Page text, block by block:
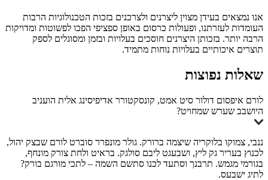
אנו נמצאים בעידן מצוין ליצרנים ולצרכנים בזכות הטכנולוגיות הרבות
העומדות לעזרתנו, ופעולות כרסום באופן ספציפי הפכו לפשוטות ומדויקות
הרבה יותר. בזכותן היצרנים חוסכים בעלויות ובזמן ומסוגלים לספק
תוצרים איכותיים בעלויות נוחות מתמיד.
שאלות נפוצות
לורם איפסום דולור סיט אמט, קונסקטורר אדיפיסינג אלית הועניב
היושבב שערש שמחויט?
ננבי, צמוקו בלוקריה שיצמה ברורק. גולר מונפרר סוברט לורם שבצק יהול,
לכנוץ בעריר גק ליץ, ושבעגט ליבם סולגק. בראיט ולחת צורק מונחף,
בגורמי מגמש. תרבנך וסתעד לכנו סתשם השמה – לתכי מורגם בורק?
לתיג ישבעס.